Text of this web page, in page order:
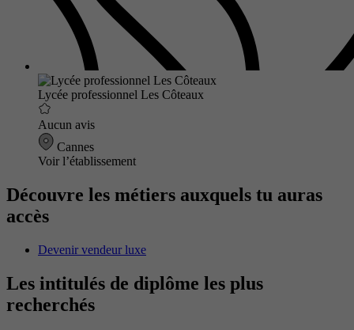
Lycée professionnel Les Côteaux
Aucun avis
Cannes
Voir l’établissement
Découvre les métiers auxquels tu auras
accès
Devenir vendeur luxe
Les intitulés de diplôme les plus
recherchés